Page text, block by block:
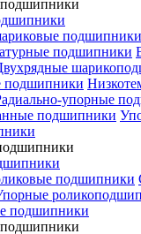
подшипники
подшипники
упорные
подшипники
подшипники
подшипники